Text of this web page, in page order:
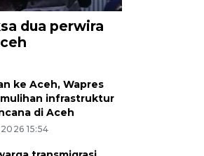
dua perwira
ke Aceh, Wapres
infrastruktur
di Aceh
15:54